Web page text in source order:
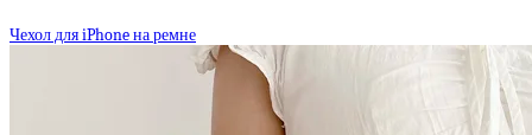
Чехол для iPhone на ремне